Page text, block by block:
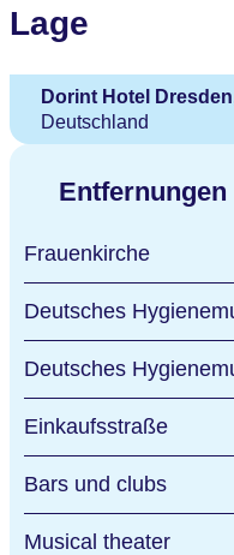
Lage
Dorint Hotel
Deutschland
Entfernungen
Frauenkirche
Deutsches
Deutsches
Einkaufsstraße
Bars und clubs
Musical theater